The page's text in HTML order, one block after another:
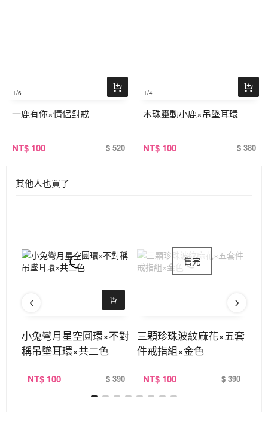
1/6
一鹿有你×情侶對戒
NT$ 100 $ 520
1/4
木珠靈動小鹿×吊墜耳環
NT$ 100 $ 380
其他人也買了
小兔彎月星空圓環×不對
稱吊墜耳環×共二色
NT$ 100 $ 390
三顆珍珠波紋麻花×五套
件戒指組×金色
NT$ 100 $ 390